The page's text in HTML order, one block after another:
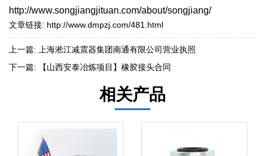
http://www.songjiangjituan.com/about/songjiang/
文章链接: http://www.dmpzj.com/481.html
上一篇: 上海淞江减震器集团南通有限公司营业执照
下一篇:
【山西安泰冶炼项目】橡胶接头合同
相关产品